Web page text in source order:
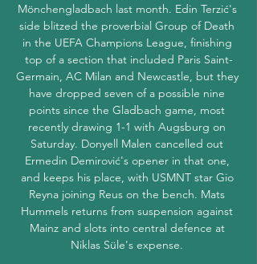
Mönchengladbach last month. Edin Terzić's
side blitzed the proverbial Group of Death
in the UEFA Champions League, finishing
top of a section that included Paris Saint-
Germain, AC Milan and Newcastle, but they
have dropped seven of a possible nine
points since the Gladbach game, most
recently drawing 1-1 with Augsburg on
Saturday. Donyell Malen cancelled out
Ermedin Demirović's opener in that one,
and keeps his place, with USMNT star Gio
Reyna joining Reus on the bench. Mats
Hummels returns from suspension against
Mainz and slots into central defence at
Niklas Süle's expense.